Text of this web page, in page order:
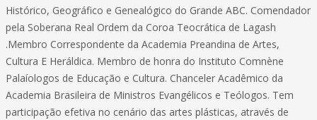
Histórico, Geográfico e Genealógico do Grande ABC. Comendador
pela Soberana Real Ordem da Coroa Teocrática de Lagash
.Membro Correspondente da Academia Preandina de Artes,
Cultura E Heráldica. Membro de honra do Instituto Comnène
Palaíologos de Educação e Cultura. Chanceler Acadêmico da
Academia Brasileira de Ministros Evangélicos e Teólogos. Tem
participação efetiva no cenário das artes plásticas, através de